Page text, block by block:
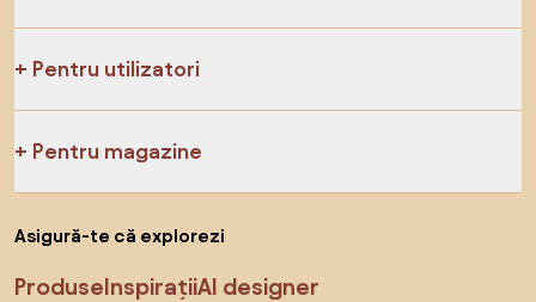
Pentru utilizatori
Pentru magazine
Asigură-te că explorezi
ProduseInspirațiiAI designer